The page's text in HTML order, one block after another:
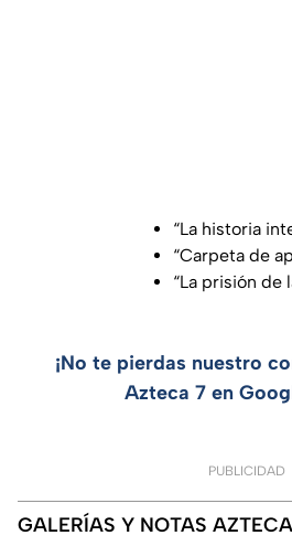
“La historia
“Carpeta de
“La prisión de
¡No te pierdas nuestro
Azteca 7 en
PUBLICIDAD
GALERÍAS Y NOTAS